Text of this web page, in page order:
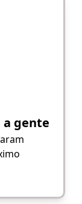
a gente